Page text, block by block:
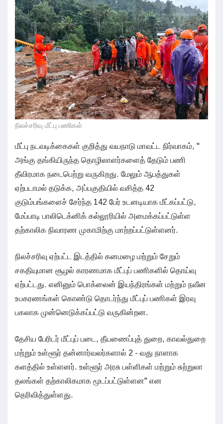
நிலச்சரிவு மீட்பு பணிகள்
மீட்பு நடவடிக்கைகள் குறித்து வயநாடு மாவட்ட நிர்வாகம், "
அங்கு தங்கியிருந்த தொழிலாளர்களைத் தேடும் பணி
தீவிரமாக நடைபெற்று வருகிறது. மேலும் ஆபத்துகள்
ஏற்படாமல் தடுக்க, அப்பகுதியில் வசித்த 42
குடும்பங்களைச் சேர்ந்த 142 பேர் உடனடியாக மீட்கப்பட்டு,
மேப்பாடி பாலிடெக்னிக் கல்லூரியில் அமைக்கப்பட்டுள்ள
தற்காலிக நிவாரண முகாமிற்கு மாற்றப்பட்டுள்ளனர்.
நிலச்சரிவு ஏற்பட்ட இடத்தில் கனமழை மற்றும் சேறும்
சகதியுமான சூழல் காரணமாக மீட்புப் பணிகளில் தொய்வு
ஏற்பட்டது. எனினும் பொக்லைன் இயந்திரங்கள் மற்றும் நவீன
உபகரணங்கள் கொண்டு தொடர்ந்து மீட்புப் பணிகள் இரவு
பகலாக முன்னெடுக்கப்பட்டு வருகின்றன.
தேசிய பேரிடர் மீட்புப் படை, தீயணைப்புத் துறை, காவல்துறை
மற்றும் உள்ளூர் தன்னார்வலர்களால் 2 - வது நாளாக
களத்தில் உள்ளனர். உள்ளூர் அரசு பள்ளிகள் மற்றும் சுற்றுலா
தலங்கள் தற்காலிகமாக மூடப்பட்டுள்ளன" என
தெரிவித்துள்ளது.